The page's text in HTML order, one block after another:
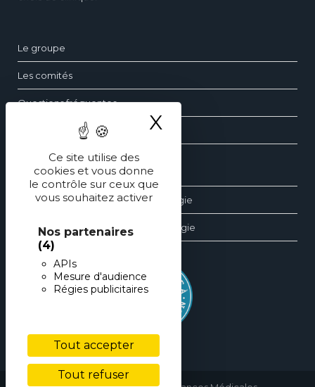
Ce site utilise des
cookies et vous donne
le contrôle sur ceux que
vous souhaitez activer
Nos partenaires
(4)
APIs
Mesure d'audience
Régies publicitaires
Tout accepter
Tout refuser
X Masquer le
Le groupe
Les comités
Questions fréquentes
Les dossiers d’ophtalmologie
Les revues générales d’ophtalmologie
Les éditions spéciales d’ophtalmologie